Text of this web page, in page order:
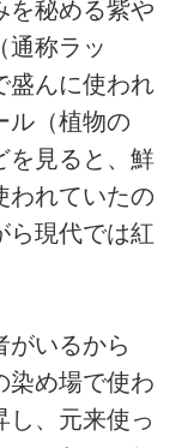
を秘める紫や
通称ラッ
盛んに使われ
ル（植物の
を見ると、鮮
われていたの
ら現代では紅
がいるから
染め場で使わ
し、元来使っ